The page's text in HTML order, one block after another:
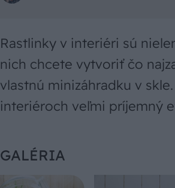
Rastlinky v interiéri sú
nich chcete vytvoriť čo
vlastnú minizáhradku v
interiéroch veľmi príjemný
GALÉRIA